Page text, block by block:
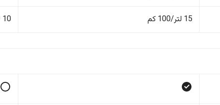
15 لتر/100 كم 10 لتر/100 كم